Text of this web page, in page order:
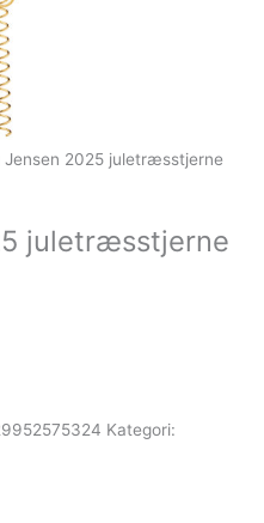
Jensen 2025 juletræsstjerne
juletræsstjerne
Kategori: